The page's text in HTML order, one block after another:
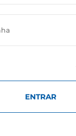
ENTRAR